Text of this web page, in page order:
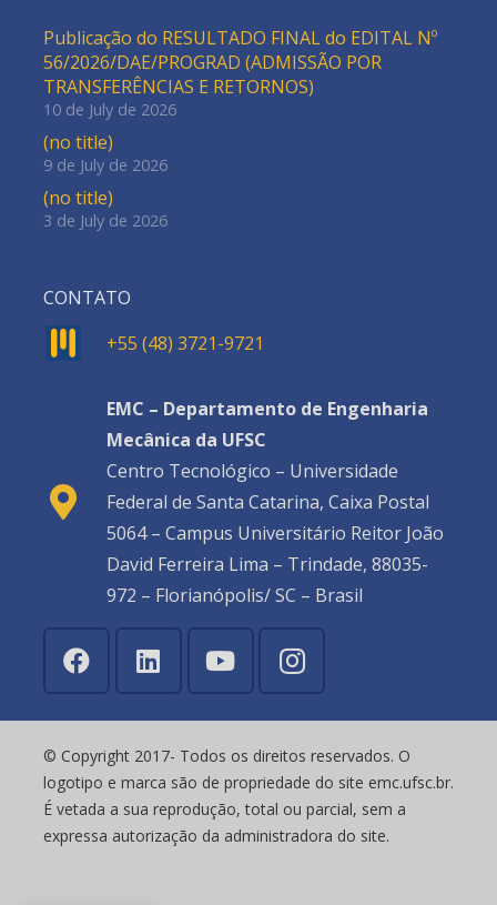
Publicação do RESULTADO FINAL do EDITAL Nº
56/2026/DAE/PROGRAD (ADMISSÃO POR
TRANSFERÊNCIAS E RETORNOS)
10 de July de 2026
(no title)
9 de July de 2026
(no title)
3 de July de 2026
CONTATO
+55 (48) 3721-9721
EMC – Departamento de Engenharia
Mecânica da UFSC
Centro Tecnológico – Universidade
Federal de Santa Catarina, Caixa Postal
5064 – Campus Universitário Reitor João
David Ferreira Lima – Trindade, 88035-
972 – Florianópolis/ SC – Brasil
© Copyright 2017- Todos os direitos reservados. O
logotipo e marca são de propriedade do site emc.ufsc.br.
É vetada a sua reprodução, total ou parcial, sem a
expressa autorização da administradora do site.